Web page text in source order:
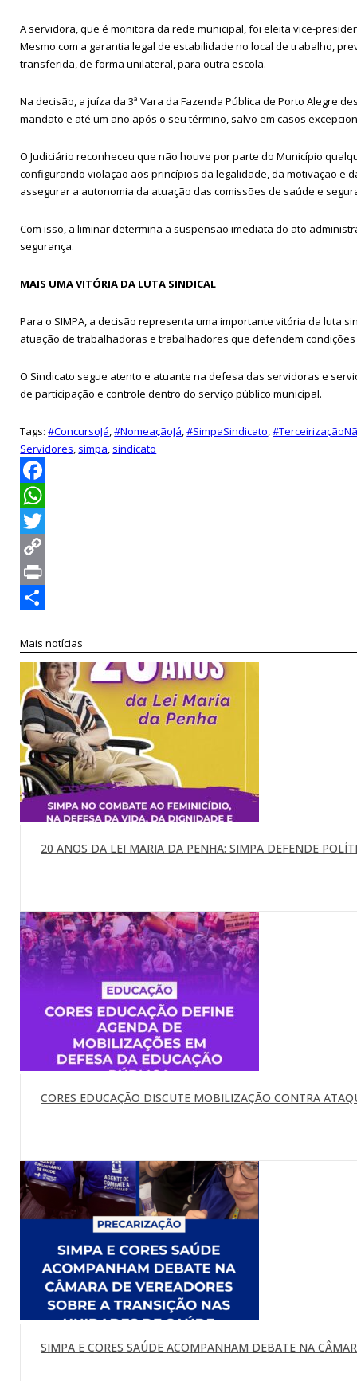
A servidora, que é monitora da rede municipal, foi eleita vice-
Mesmo com a garantia legal de estabilidade no local de trabalho,
transferida, de forma unilateral, para outra escola.
Na decisão, a juíza da 3ª Vara da Fazenda Pública de Porto Alegre
mandato e até um ano após o seu término, salvo em casos
O Judiciário reconheceu que não houve por parte do Município
configurando violação aos princípios da legalidade, da motivação e
assegurar a autonomia da atuação das comissões de saúde e
Com isso, a liminar determina a suspensão imediata do ato
segurança.
MAIS UMA VITÓRIA DA LUTA SINDICAL
Para o SIMPA, a decisão representa uma importante vitória da luta
atuação de trabalhadoras e trabalhadores que defendem
O Sindicato segue atento e atuante na defesa das servidoras e
de participação e controle dentro do serviço público municipal.
Tags:#ConcursoJá,#NomeaçãoJá,#SimpaSindicato,
Servidores, simpa, sindicato
Facebook
WhatsApp
Twitter
Copy
Link
Print
Mais notícias
20 ANOS DA LEI MARIA DA PENHA: SIMPA DEFENDE
CORES EDUCAÇÃO DISCUTE MOBILIZAÇÃO CONTRA
SIMPA E CORES SAÚDE ACOMPANHAM DEBATE NA